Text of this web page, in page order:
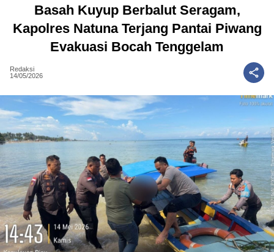
Basah Kuyup Berbalut Seragam,
Kapolres Natuna Terjang Pantai Piwang
Evakuasi Bocah Tenggelam
Redaksi
14/05/2026